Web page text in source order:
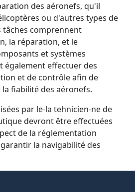
des aéronefs, qu'il
ou d'autres types de
tâches comprennent
la réparation, et le
et systèmes
également effectuer des
et de contrôle afin de
fiabilité des aéronefs.
par le-la tehnicien-ne de
devront être effectuées
de la réglementation
la navigabilité des